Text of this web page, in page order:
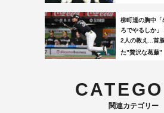
柳町達の胸中「
ろでやるしか」
2人の教え...首
た”贅沢な葛藤”
関連カテゴリー